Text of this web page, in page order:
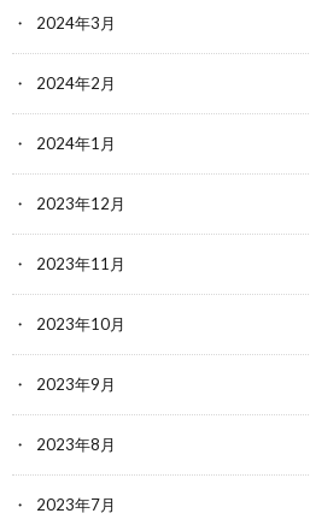
2024年3月
2024年2月
2024年1月
2023年12月
2023年11月
2023年10月
2023年9月
2023年8月
2023年7月